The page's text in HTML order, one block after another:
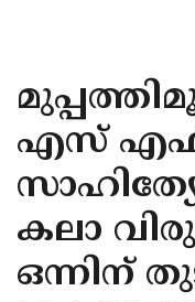
KANNUR
KASARAGOD
എസ് എഫ്
കലാ
ഒന്നിന്